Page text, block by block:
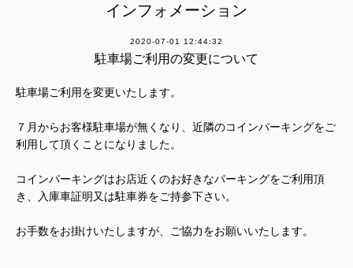
インフォメーション
2020-07-01 12:44:32
駐車場ご利用の変更について
駐車場ご利用を変更いたします。
７月からお客様駐車場が無くなり、近隣のコインパーキングをご
利用して頂くことになりました。
コインパーキングはお店近くのお好きなパーキングをご利用頂
き、入庫車証明又は駐車券をご持参下さい。
お手数をお掛けいたしますが、ご協力をお願いいたします。